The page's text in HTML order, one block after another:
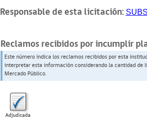
Responsable de esta licitación:
Reclamos recibidos por incumplir
Este número indica los reclamos recibidos por esta
interpretar esta información considerando la cantidad
Mercado Público.